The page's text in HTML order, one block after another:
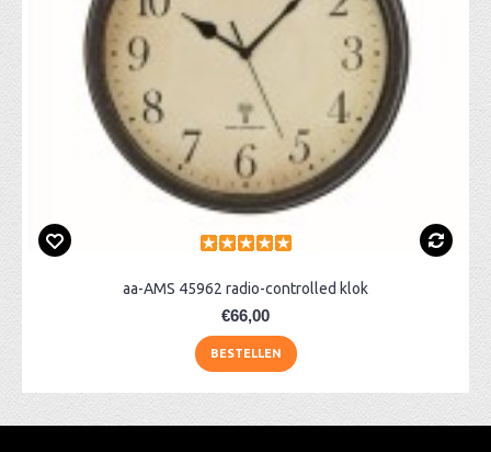
aa-AMS 45962 radio-controlled klok
€66,00
BESTELLEN